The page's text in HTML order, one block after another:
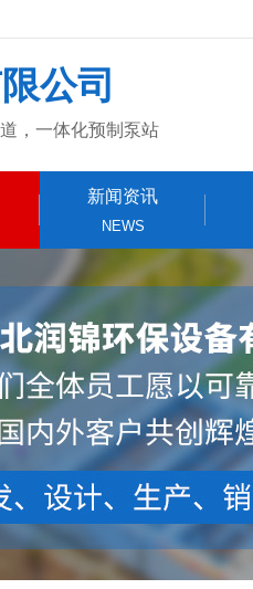
公司
，一体化预制泵站
新闻资讯
NEWS